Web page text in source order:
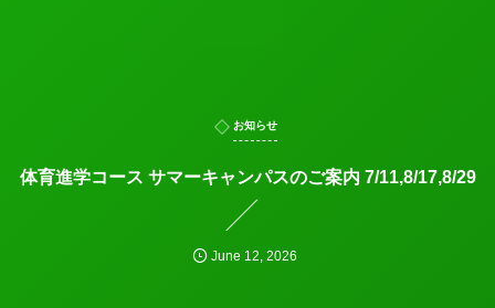
お知らせ
体育進学コース サマーキャンパスのご案内 7/11,8/17,8/29
June 12,2026